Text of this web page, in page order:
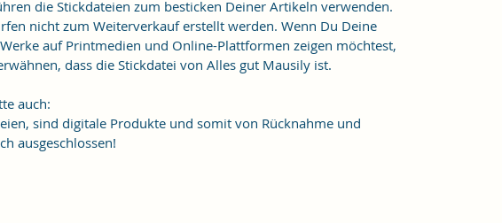
die Stickdateien zum besticken Deiner Artikeln verwenden.
nicht zum Weiterverkauf erstellt werden. Wenn Du Deine
auf Printmedien und Online-Plattformen zeigen möchtest,
dass die Stickdatei von Alles gut Mausily ist.
auch:
sind digitale Produkte und somit von Rücknahme und
ausgeschlossen!